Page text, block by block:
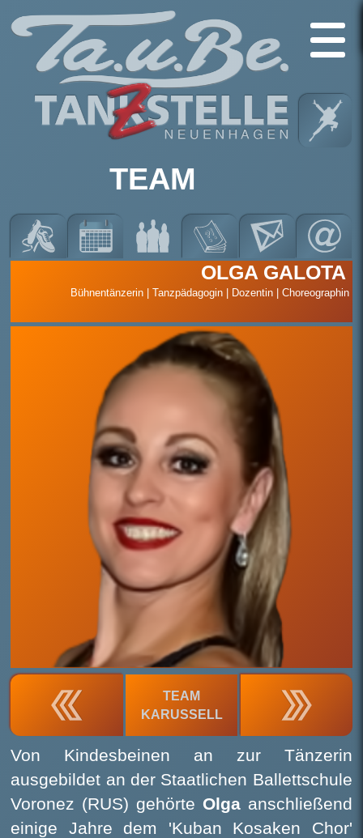
TEAM
OLGA GALOTA
Bühnentänzerin | Tanzpädagogin | Dozentin | Choreographin
TEAM
KARUSSELL
Von Kindesbeinen an zur Tänzerin
ausgebildet an der Staatlichen Ballettschule
Voronez (RUS) gehörte Olga anschließend
einige Jahre dem 'Kuban Kosaken Chor'